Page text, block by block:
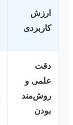
ارزش
کاربردی
دقت
علمی و
روش‌مند
بودن